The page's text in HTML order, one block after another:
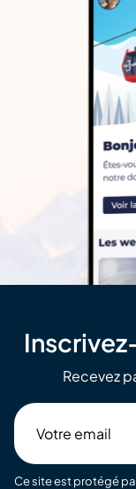
Recevez
email
Ce site est protégé